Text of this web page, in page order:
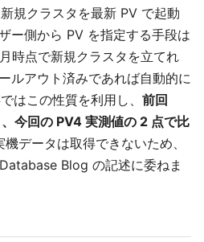
規クラスタを最新 PV で起動
ー側から PV を指定する手段は
時点で新規クラスタを立てれ
ルアウト済みであれば自動的に
はこの性質を利用し、 前回
今回の PV4 実測値の 2 点で比
データは取得できないため、
Blog の記述に委ねま